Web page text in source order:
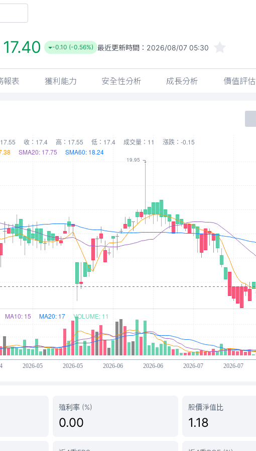
17.40 -0.10 (-0.56%) 最近更新時間： 2026/08/07 05:30
報表 獲利能力 安全性分析 成長分析 價值評估
殖利率 (%)
0.00
股價淨值比
1.18